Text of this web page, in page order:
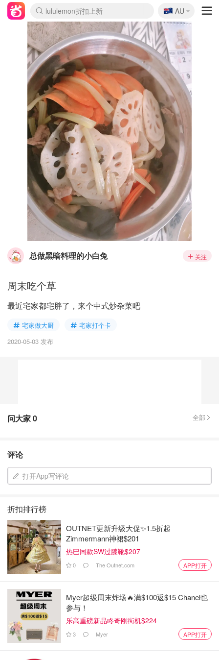
lululemon折扣上新
Sasa美妆护肤3.5折
SSENSE年中2.5折
FreshBeauty好价汇总
Cettire降价+叠9折
WWS Coles超市实拍
viagogo二手票捡漏
Myer超级周末
The Outnet奢牌1折起
David Jones 3折起
Flannels大牌1折
Perfumes Club护肤1折
AMIRO面罩$251
Amazon折扣汇总
eToro入金$200送$50
Amazon数码好物
ICONIC本周7.5折
ThedoubleF高奢地板价
Moose Knuckles 6折
丝芙兰5折起
EUFY摄像头$98
Selenichast首饰2折
Trip机票酒店促销
YSL送5件彩妆礼
Amazon家居好物
Amazon美妆护肤
雅漾大喷$8
过敏原检测盒$33
伊索独家赠50ml沐浴露
科颜氏高保湿面霜$29
SEALIFE海洋馆门票6折
丝塔芙大白罐$16
订阅Newsletter送香薰
Cult Beauty 6.8折
Harrods圣诞日历$525
LN-CC奢牌私促3折
d'Alba空姐喷雾$16
EVE LOM套装£56
Bernardelli独家4折
Adore Beauty 6折起
CT圣诞日历
Mytheresa奢品2.7折
Luxury Escapes 9折
Currentbody美容仪$881
MOON Garden Live
Roborock扫地机$649
Tingo Life水杯$24
Valentino官网5折
CR洗护套装$23
修丽可4件套$159
Myer彩妆2件7折
GANNI官网4.5折
Stylevana韩妆4折
Tessabit高奢8.5折
OGX洗发水$11
Amazon阿德莱德次日达
卡诗8.5折+赠礼
Philips Hue灯具8折
🇦🇺
AU
总做黑暗料理的小白兔 关注
周末吃个草
最近宅家都宅胖了，来个中式炒杂菜吧
宅家做大厨
宅家打个卡
2020-05-03 发布
问大家0 全部
评论
打开App写评论
折扣排行榜
OUTNET更新升级大促✨1.5折起
Zimmermann神裙$201
热巴同款SW过膝靴$207
0 The Outnet.com APP打开
Myer超级周末炸场🔥满$100返$15 Chanel也
参与！
乐高重磅新品咚奇刚街机$224
3 Myer APP打开